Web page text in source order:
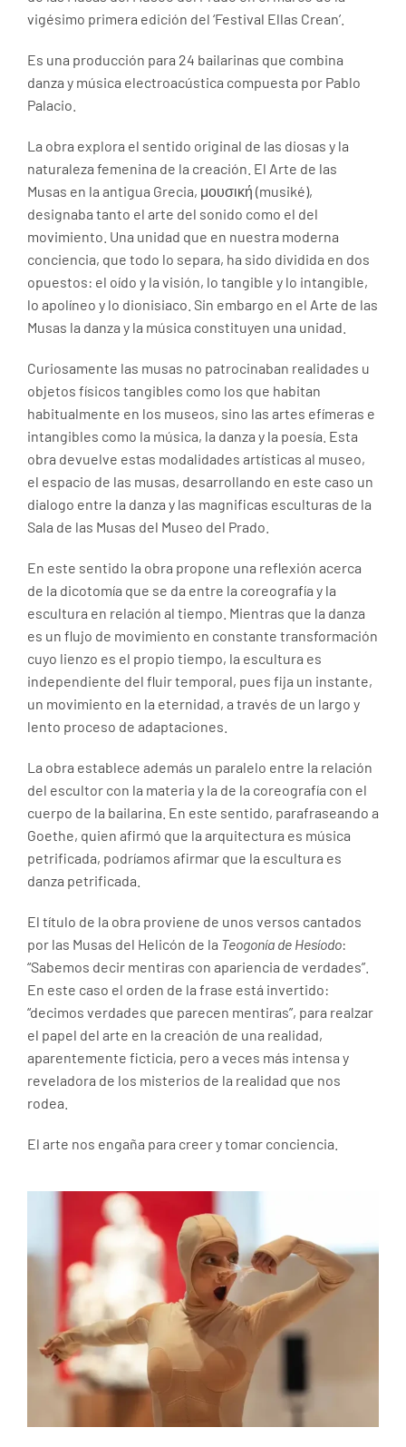
vigésimo primera edición del ‘Festival Ellas Crean’.
Es una producción para 24 bailarinas que combina
danza y música electroacústica compuesta por Pablo
Palacio.
La obra explora el sentido original de las diosas y la
naturaleza femenina de la creación. El Arte de las
Musas en la antigua Grecia, μουσική (musiké),
designaba tanto el arte del sonido como el del
movimiento. Una unidad que en nuestra moderna
conciencia, que todo lo separa, ha sido dividida en dos
opuestos: el oído y la visión, lo tangible y lo intangible,
lo apolíneo y lo dionisiaco. Sin embargo en el Arte de las
Musas la danza y la música constituyen una unidad.
Curiosamente las musas no patrocinaban realidades u
objetos físicos tangibles como los que habitan
habitualmente en los museos, sino las artes efímeras e
intangibles como la música, la danza y la poesía. Esta
obra devuelve estas modalidades artísticas al museo,
el espacio de las musas, desarrollando en este caso un
dialogo entre la danza y las magnificas esculturas de la
Sala de las Musas del Museo del Prado.
En este sentido la obra propone una reflexión acerca
de la dicotomía que se da entre la coreografía y la
escultura en relación al tiempo. Mientras que la danza
es un flujo de movimiento en constante transformación
cuyo lienzo es el propio tiempo, la escultura es
independiente del fluir temporal, pues fija un instante,
un movimiento en la eternidad, a través de un largo y
lento proceso de adaptaciones.
La obra establece además un paralelo entre la relación
del escultor con la materia y la de la coreografía con el
cuerpo de la bailarina. En este sentido, parafraseando a
Goethe, quien afirmó que la arquitectura es música
petrificada, podríamos afirmar que la escultura es
danza petrificada.
El título de la obra proviene de unos versos cantados
por las Musas del Helicón de la Teogonía de Hesíodo:
“Sabemos decir mentiras con apariencia de verdades”.
En este caso el orden de la frase está invertido:
“decimos verdades que parecen mentiras”, para realzar
el papel del arte en la creación de una realidad,
aparentemente ficticia, pero a veces más intensa y
reveladora de los misterios de la realidad que nos
rodea.
El arte nos engaña para creer y tomar conciencia.